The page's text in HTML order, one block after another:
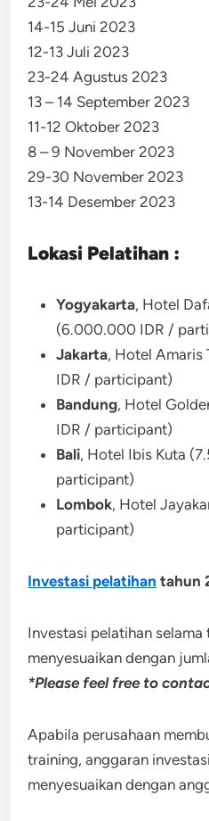
14-15 Juni 2023
12-13 Juli 2023
23-24 Agustus 2023
13 – 14 September 2023
11-12 Oktober 2023
8 – 9 November 2023
29-30 November 2023
13-14 Desember 2023
Lokasi Pelatihan :
Yogyakarta, Hotel
(6.000.000 IDR /
Jakarta, Hotel Amaris
IDR / participant)
Bandung, Hotel
IDR / participant)
Bali, Hotel Ibis Kuta
participant)
Lombok, Hotel
participant)
Investasi pelatihan tahun
Investasi pelatihan
menyesuaikan dengan
*Please feel free to
Apabila perusahaan
training, anggaran
menyesuaikan dengan